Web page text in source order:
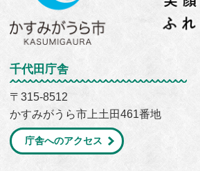
千代田庁舎
〒315-8512
かすみがうら市上土田461番地
庁舎へのアクセス